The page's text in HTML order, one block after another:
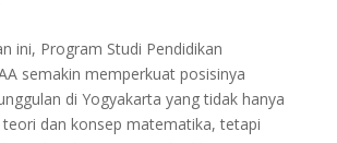
ini, Program Studi Pendidikan
semakin memperkuat posisinya
di Yogyakarta yang tidak hanya
dan konsep matematika, tetapi